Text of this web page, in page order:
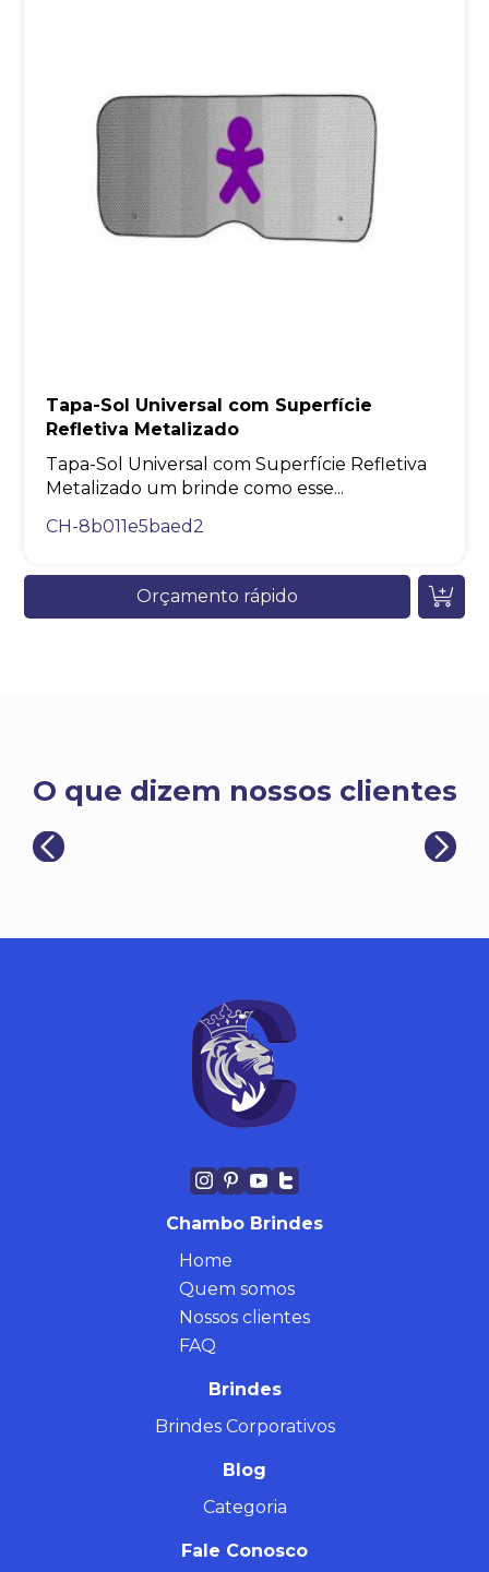
Tapa-Sol Universal com Superfície
Refletiva Metalizado
Tapa-Sol Universal com Superfície Refletiva
Metalizado um brinde como esse...
CH-8b011e5baed2
Orçamento rápido
O que dizem nossos clientes
Chambo Brindes
Home
Quem somos
Nossos clientes
FAQ
Brindes
Brindes Corporativos
Blog
Categoria
Fale Conosco